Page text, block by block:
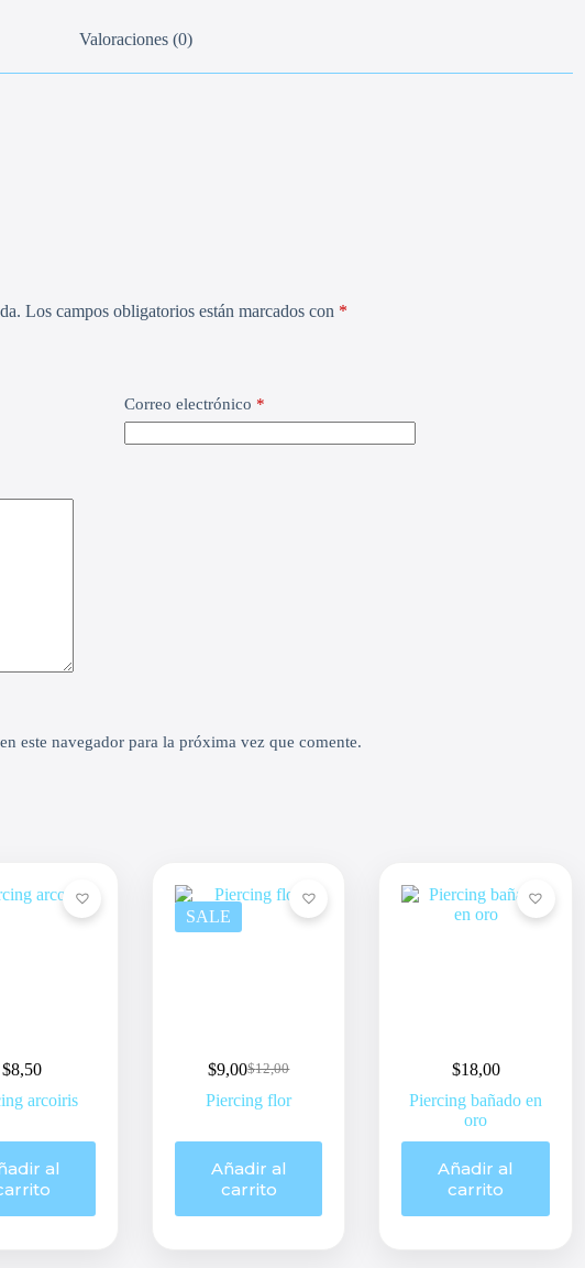
Valoraciones (0)
Los campos obligatorios están marcados con *
Correo electrónico *
este navegador para la próxima vez que comente.
$8,50
arcoiris
al
SALE
$12,00
Original
price
$9,00Current
price
Piercing flor
Añadir al
carrito
$18,00
Piercing bañado en
oro
Añadir al
carrito